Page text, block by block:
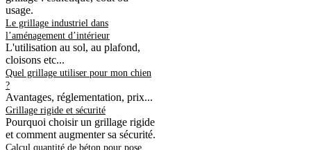
usage.
Le grillage industriel dans
l’aménagement d’intérieur
L'utilisation au sol, au plafond,
cloisons etc...
Quel grillage utiliser pour mon chien
?
Avantages, réglementation, prix...
Grillage rigide et sécurité
Pourquoi choisir un grillage rigide
et comment augmenter sa sécurité.
Calcul quantité de béton pour pose